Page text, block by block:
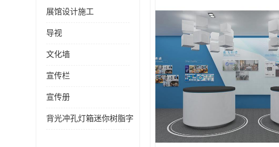
展馆设计施工
导视
文化墙
宣传栏
宣传册
背光冲孔灯箱迷你树脂字